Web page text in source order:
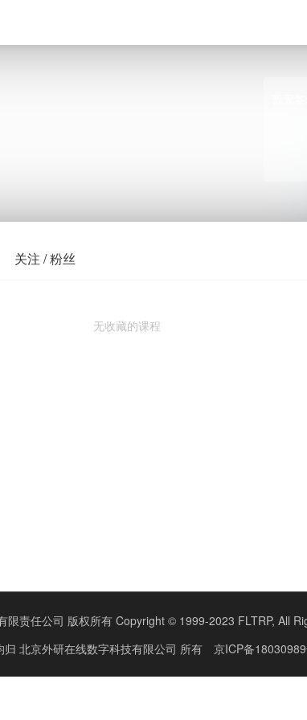
关注 / 粉丝
无收藏的课程
限责任公司 版权所有 Copyright © 1999-2023 FLTRP, All
归 北京外研在线数字科技有限公司 所有 京ICP备